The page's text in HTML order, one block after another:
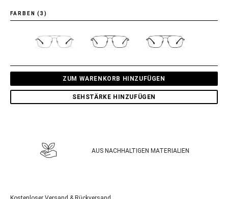
FARBEN (3)
ZUM WARENKORB HINZUFÜGEN
SEHSTÄRKE HINZUFÜGEN
AUS NACHHALTIGEN MATERIALIEN